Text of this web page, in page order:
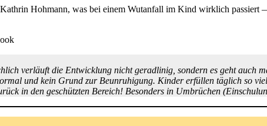
Hohmann, was bei einem Wutanfall im Kind wirklich passiert
verläuft die Entwicklung nicht geradlinig, sondern es geht auch
und kein Grund zur Beunruhigung. Kinder erfüllen täglich so
in den geschützten Bereich! Besonders in Umbrüchen